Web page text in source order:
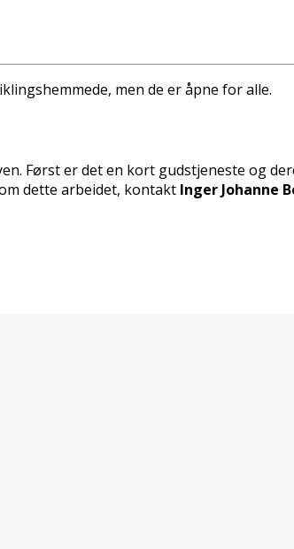
men de er åpne for alle.
Først er det en kort gudstjeneste og
dette arbeidet, kontakt Inger Johanne